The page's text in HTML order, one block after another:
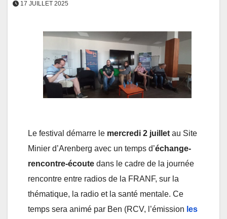
17 JUILLET 2025
Le festival démarre le mercredi 2 juillet au Site
Minier d’Arenberg avec un temps d’échange-
rencontre-écoute dans le cadre de la journée
rencontre entre radios de la FRANF, sur la
thématique, la radio et la santé mentale. Ce
temps sera animé par Ben (RCV, l’émission les